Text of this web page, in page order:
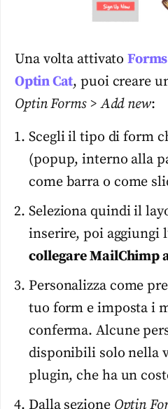
Una volta attivato
Optin Cat, puoi creare
Optin Forms > Add new:
Scegli il tipo di form
(popup, interno alla
come barra o come
Seleziona quindi il
inserire, poi aggiungi
collegare MailChimp
Personalizza come
tuo form e imposta i
conferma. Alcune
disponibili solo nella
plugin, che ha un
Dalla sezione Optin